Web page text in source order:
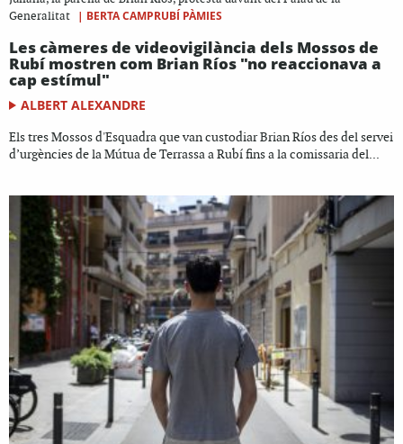
Generalitat
| BERTA CAMPRUBÍ PÀMIES
Les càmeres de videovigilància dels Mossos de
Rubí mostren com Brian Ríos "no reaccionava a
cap estímul"
ALBERT ALEXANDRE
Els tres Mossos d'Esquadra que van custodiar Brian Ríos des del servei
d’urgències de la Mútua de Terrassa a Rubí fins a la comissaria del...